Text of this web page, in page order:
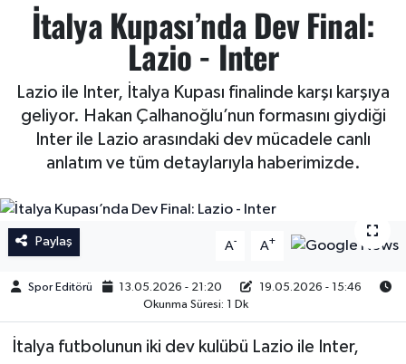
İtalya Kupası’nda Dev Final:
Lazio - Inter
Lazio ile Inter, İtalya Kupası finalinde karşı karşıya
geliyor. Hakan Çalhanoğlu’nun formasını giydiği
Inter ile Lazio arasındaki dev mücadele canlı
anlatım ve tüm detaylarıyla haberimizde.
Paylaş A- A+
Spor Editörü 13.05.2026 - 21:20
19.05.2026 - 15:46
Okunma Süresi: 1 Dk
İtalya futbolunun iki dev kulübü Lazio ile Inter,
Trendyol Süper Lig
Şampiyonlar Ligi
UEFA Avrupa Ligi
Avrupa Konferans Ligi
İngiltere Premier Lig
Almanya Bundesliga
Serie A
Özel Haberler
Muhabirler
Arama
Şampiyonlar Ligi
UEFA Avrupa Ligi
Avrupa Konferans Ligi
Trendyol Süper Lig
İngiltere Premier Lig
La Liga
Almanya Bundesliga
Serie A
Tüm Manşetler
Son Dakika Haberleri
Haber Arşivi